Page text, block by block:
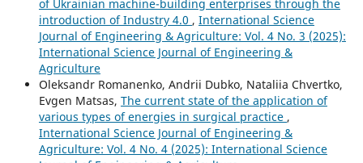
of Ukrainian machine-building enterprises through the
introduction of Industry 4.0 , International Science
Journal of Engineering & Agriculture: Vol. 4 No. 3 (2025):
International Science Journal of Engineering &
Agriculture
Oleksandr Romanenko, Andrii Dubko, Nataliia Chvertko,
Evgen Matsas, The current state of the application of
various types of energies in surgical practice ,
International Science Journal of Engineering &
Agriculture: Vol. 4 No. 4 (2025): International Science